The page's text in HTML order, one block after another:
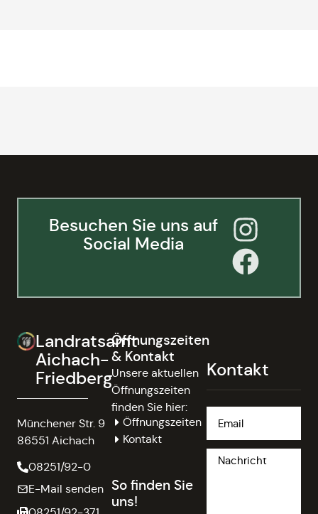
Besuchen Sie uns auf
Social Media
Landratsamt
Aichach-
Friedberg
Münchener Str. 9
86551 Aichach
08251/92-0
E-Mail senden
Öffnungszeiten
& Kontakt
Unsere aktuellen
Öffnungszeiten
finden Sie hier:
Öffnungszeiten
Kontakt
So finden Sie
uns!
Kontakt